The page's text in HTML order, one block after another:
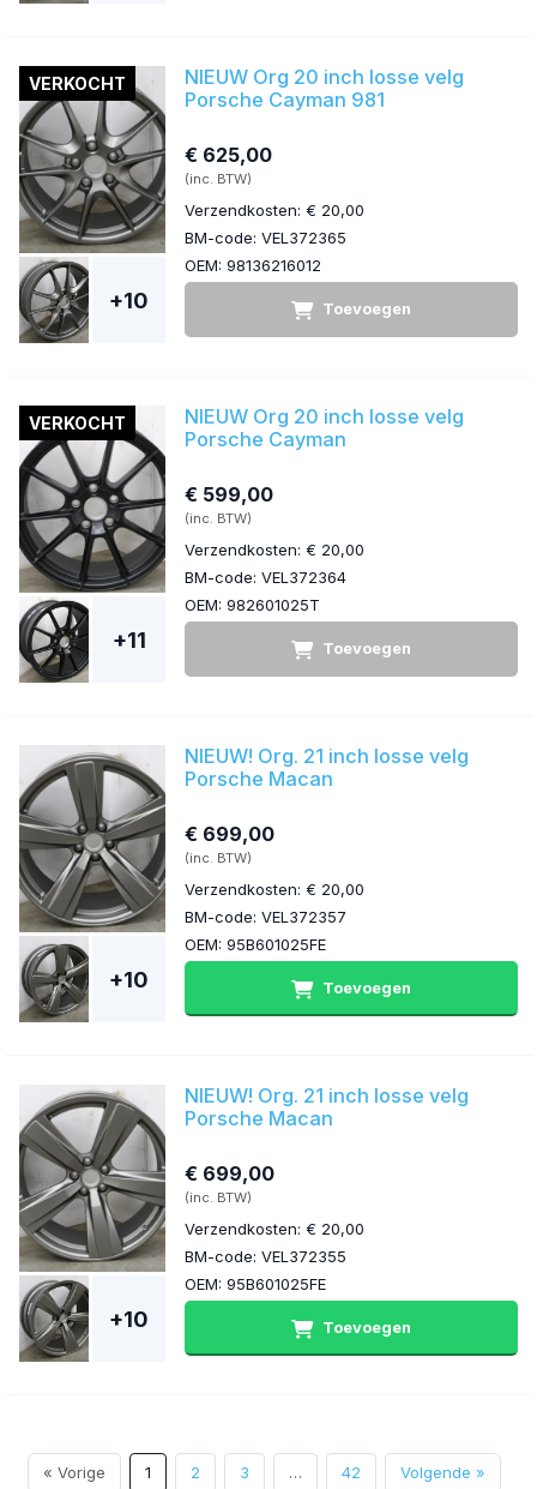
+10
VERKOCHT
NIEUW Org 20 inch losse velg
Porsche Cayman 981
€ 625,00
(inc. BTW)
Verzendkosten: € 20,00
BM-code: VEL372365
OEM: 98136216012
Toevoegen
+11
VERKOCHT
NIEUW Org 20 inch losse velg
Porsche Cayman
€ 599,00
(inc. BTW)
Verzendkosten: € 20,00
BM-code: VEL372364
OEM: 982601025T
Toevoegen
+10
NIEUW! Org. 21 inch losse velg
Porsche Macan
€ 699,00
(inc. BTW)
Verzendkosten: € 20,00
BM-code: VEL372357
OEM: 95B601025FE
Toevoegen
+10
NIEUW! Org. 21 inch losse velg
Porsche Macan
€ 699,00
(inc. BTW)
Verzendkosten: € 20,00
BM-code: VEL372355
OEM: 95B601025FE
Toevoegen
« Vorige 1 2 3 … 42 Volgende »